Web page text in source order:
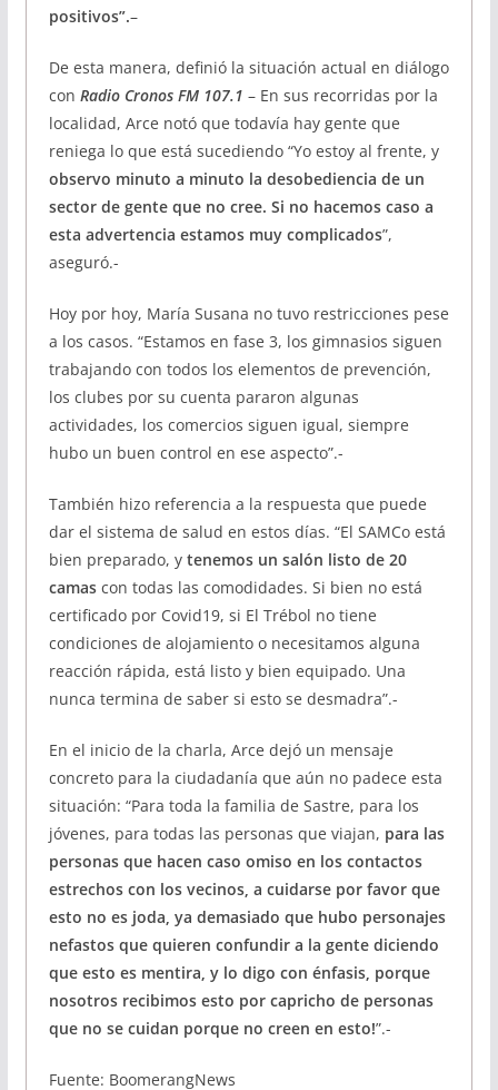
positivos”.–
De esta manera, definió la situación actual en diálogo
con Radio Cronos FM 107.1 – En sus recorridas por la
localidad, Arce notó que todavía hay gente que
reniega lo que está sucediendo “Yo estoy al frente, y
observo minuto a minuto la desobediencia de un
sector de gente que no cree. Si no hacemos caso a
esta advertencia estamos muy complicados”,
aseguró.-
Hoy por hoy, María Susana no tuvo restricciones pese
a los casos. “Estamos en fase 3, los gimnasios siguen
trabajando con todos los elementos de prevención,
los clubes por su cuenta pararon algunas
actividades, los comercios siguen igual, siempre
hubo un buen control en ese aspecto”.-
También hizo referencia a la respuesta que puede
dar el sistema de salud en estos días. “El SAMCo está
bien preparado, y tenemos un salón listo de 20
camas con todas las comodidades. Si bien no está
certificado por Covid19, si El Trébol no tiene
condiciones de alojamiento o necesitamos alguna
reacción rápida, está listo y bien equipado. Una
nunca termina de saber si esto se desmadra”.-
En el inicio de la charla, Arce dejó un mensaje
concreto para la ciudadanía que aún no padece esta
situación: “Para toda la familia de Sastre, para los
jóvenes, para todas las personas que viajan, para las
personas que hacen caso omiso en los contactos
estrechos con los vecinos, a cuidarse por favor que
esto no es joda, ya demasiado que hubo personajes
nefastos que quieren confundir a la gente diciendo
que esto es mentira, y lo digo con énfasis, porque
nosotros recibimos esto por capricho de personas
que no se cuidan porque no creen en esto!”.-
Fuente: BoomerangNews